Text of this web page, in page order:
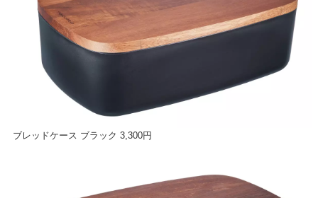
ブレッドケース ブラック 3,300円